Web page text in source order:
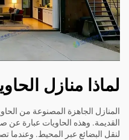
لماذا منازل
المنازل الجاهزة المصنوعة من
القديمة. وهذه الحاويات عبارة عن
لنقل البضائع عبر المحيط. وعندما